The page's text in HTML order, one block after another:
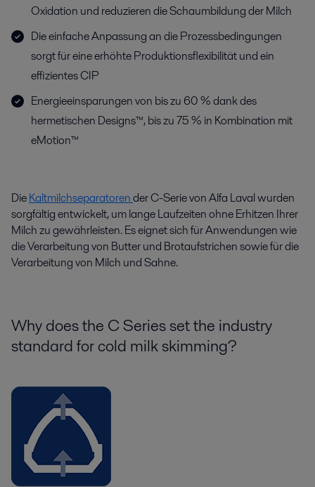
Oxidation und reduzieren die Schaumbildung der Milch
Die einfache Anpassung an die Prozessbedingungen
sorgt für eine erhöhte Produktionsflexibilität und ein
effizientes CIP
Energieeinsparungen von bis zu 60 % dank des
hermetischen Designs™, bis zu 75 % in Kombination mit
eMotion™
DieKaltmilchseparatorender C-Serie von Alfa Laval wurden
sorgfältig entwickelt, um lange Laufzeiten ohne Erhitzen Ihrer
Milch zu gewährleisten. Es eignet sich für Anwendungen wie
die Verarbeitung von Butter und Brotaufstrichen sowie für die
Verarbeitung von Milch und Sahne.
Why does the C Series set the industry
standard for cold milk skimming?